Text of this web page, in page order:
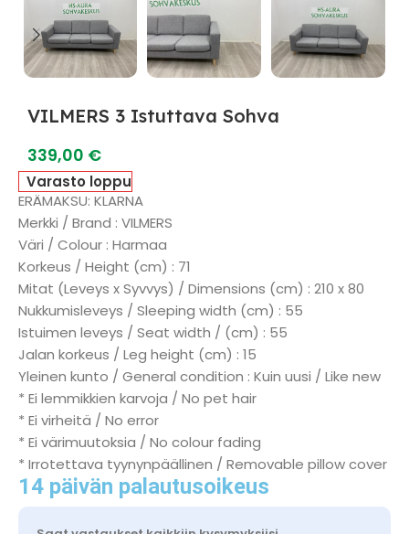
VILMERS 3 Istuttava Sohva
339,00 €
Varasto loppu
ERÄMAKSU: KLARNA
Merkki / Brand : VILMERS
Väri / Colour : Harmaa
Korkeus / Height (cm) : 71
Mitat (Leveys x Syvvys) / Dimensions (cm) : 210 x 80
Nukkumisleveys / Sleeping width (cm) : 55
Istuimen leveys / Seat width / (cm) : 55
Jalan korkeus / Leg height (cm) : 15
Yleinen kunto / General condition : Kuin uusi / Like new
* Ei lemmikkien karvoja / No pet hair
* Ei virheitä / No error
* Ei värimuutoksia / No colour fading
* Irrotettava tyynynpäällinen / Removable pillow cover
14 päivän palautusoikeus